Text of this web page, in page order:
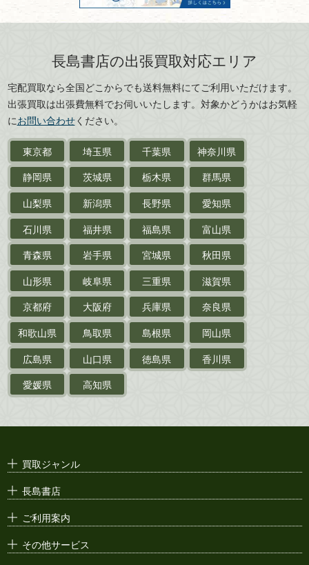
版画・リトグラフ・
刀剣・鎧・甲冑
武道書・武術書
近代文学・
サイン色紙
作家草稿・原稿・肉筆物
探偵小説・推理小説
乗物
鉄道・
電車・バス
戦前・戦中の紙物・資料
絵葉書
支那・満洲・朝鮮・
台湾関係古資料
ポスター・チラシ・
兵庫県
奈良県
島根県
岡山県
徳島県
香川県
愛媛県
長島書店の出張買取対応エリア
宅配買取なら全国どこからでも送料無料にてご利用いただけます。
出張買取は出張費無料でお伺いいたします。対象かどうかはお気軽
にお問い合わせください。
東京都 埼玉県 千葉県
神奈川県
静岡県
茨城県 栃木県
群馬県
山梨県
新潟県 長野県
愛知県
石川県
福井県 福島県
富山県
青森県
岩手県 宮城県
秋田県
山形県
岐阜県 三重県
滋賀県
京都府
大阪府 兵庫県
奈良県
和歌山県
鳥取県 島根県
岡山県
広島県
山口県 徳島県
香川県
愛媛県
高知県
買取ジャンル
長島書店
ご利用案内
その他サービス